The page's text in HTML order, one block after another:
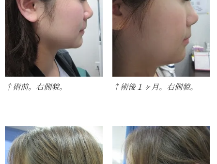
↑術前。右側貌。 ↑術後１ヶ月。右側貌。